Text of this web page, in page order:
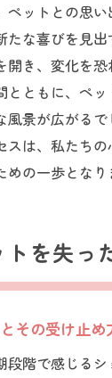
ペットとの思
たな喜びを見
開き、変化を
とともに、ペ
風景が広がる
スは、私たち
の一歩となり
を失っ
その受け止め
段階で感じる